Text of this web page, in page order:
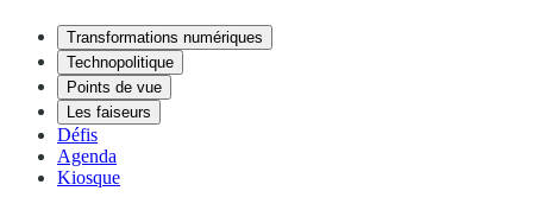
Transformations numériques
Technopolitique
Points de vue
Les faiseurs
Défis
Agenda
Kiosque